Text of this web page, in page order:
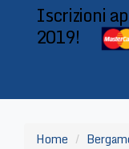
Iscrizioni
2019!
Home